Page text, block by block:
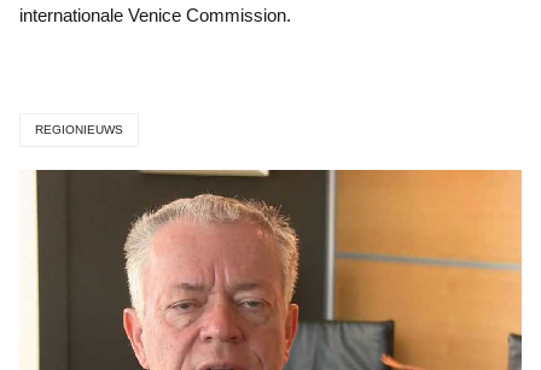
internationale Venice Commission.
REGIONIEUWS